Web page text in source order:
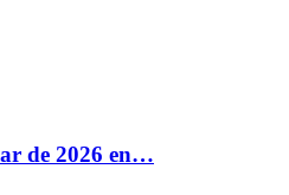
de 2026 en…